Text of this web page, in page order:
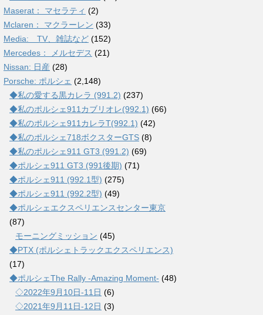
Maserat： マセラティ (2)
Mclaren： マクラーレン (33)
Media: TV、雑誌など (152)
Mercedes： メルセデス (21)
Nissan: 日産 (28)
Porsche: ポルシェ (2,148)
◆私の愛する黒カレラ (991.2) (237)
◆私のポルシェ911カブリオレ(992.1) (66)
◆私のポルシェ911カレラT(992.1) (42)
◆私のポルシェ718ボクスターGTS (8)
◆私のポルシェ911 GT3 (991.2) (69)
◆ポルシェ911 GT3 (991後期) (71)
◆ポルシェ911 (992.1型) (275)
◆ポルシェ911 (992.2型) (49)
◆ポルシェエクスペリエンスセンター東京
(87)
モーニングミッション (45)
◆PTX (ポルシェトラックエクスペリエンス)
(17)
◆ポルシェThe Rally -Amazing Moment- (48)
◇2022年9月10日-11日 (6)
◇2021年9月11日-12日 (3)